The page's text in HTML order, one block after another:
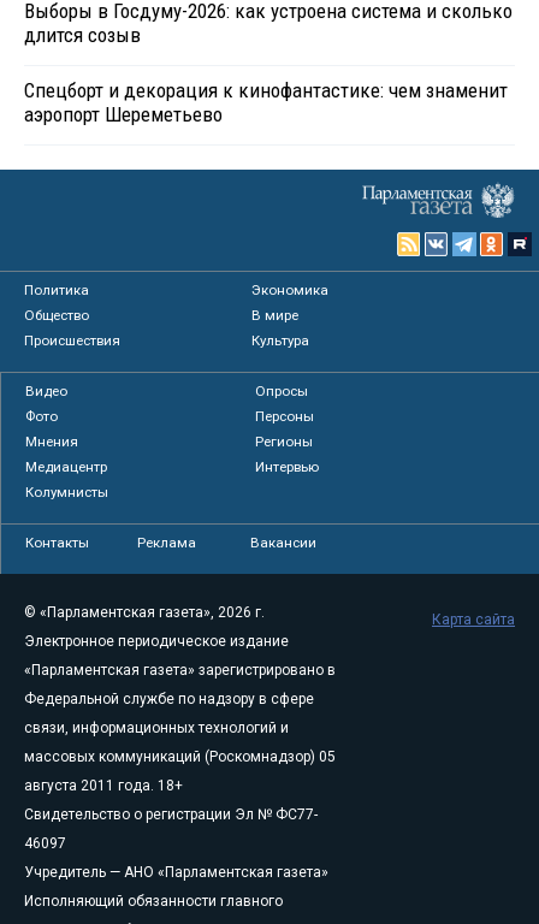
Выборы в Госдуму-2026: как устроена система и сколько
длится созыв
Спецборт и декорация к кинофантастике: чем знаменит
аэропорт Шереметьево
Политика
Экономика
Общество
В мире
Происшествия
Культура
Видео
Опросы
Фото
Персоны
Мнения
Регионы
Медиацентр
Интервью
Колумнисты
Контакты Реклама Вакансии
© «Парламентская газета», 2026 г.
Электронное периодическое издание
«Парламентская газета» зарегистрировано в
Федеральной службе по надзору в сфере
связи, информационных технологий и
массовых коммуникаций (Роскомнадзор) 05
августа 2011 года. 18+
Свидетельство о регистрации Эл № ФС77-
46097
Учредитель — АНО «Парламентская газета»
Исполняющий обязанности главного
Карта сайта